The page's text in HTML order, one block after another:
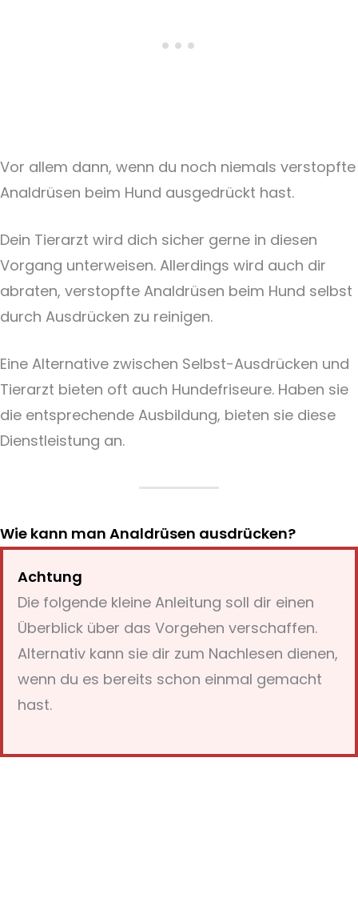
Vor allem dann, wenn du noch niemals verstopfte
Analdrüsen beim Hund ausgedrückt hast.
Dein Tierarzt wird dich sicher gerne in diesen
Vorgang unterweisen. Allerdings wird auch dir
abraten, verstopfte Analdrüsen beim Hund selbst
durch Ausdrücken zu reinigen.
Eine Alternative zwischen Selbst-Ausdrücken und
Tierarzt bieten oft auch Hundefriseure. Haben sie
die entsprechende Ausbildung, bieten sie diese
Dienstleistung an.
Wie kann man Analdrüsen ausdrücken?
Achtung
Die folgende kleine Anleitung soll dir einen
Überblick über das Vorgehen verschaffen.
Alternativ kann sie dir zum Nachlesen dienen,
wenn du es bereits schon einmal gemacht
hast.